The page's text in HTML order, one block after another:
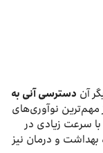
دسترسی آنی به
مهم‌ترین نوآوری‌های
سرعت زیادی در
بهداشت و درمان نیز